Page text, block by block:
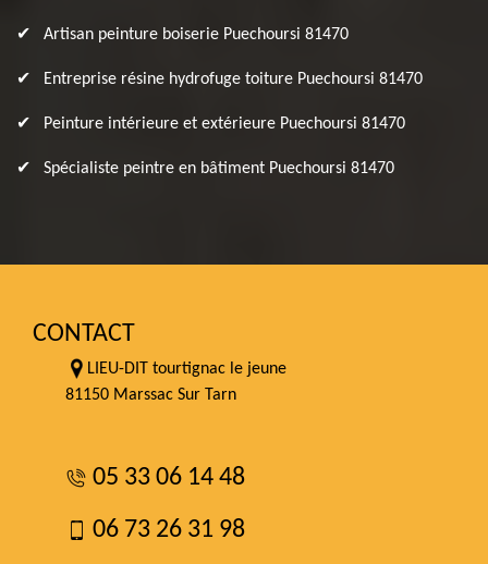
Artisan peinture boiserie Puechoursi 81470
Entreprise résine hydrofuge toiture Puechoursi 81470
Peinture intérieure et extérieure Puechoursi 81470
Spécialiste peintre en bâtiment Puechoursi 81470
CONTACT
LIEU-DIT tourtignac le jeune
81150 Marssac Sur Tarn
05 33 06 14 48
06 73 26 31 98